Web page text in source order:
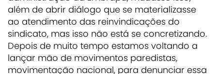
além de abrir diálogo que se materializasse
ao atendimento das reinvindicações do
sindicato, mas isso não está se concretizando.
Depois de muito tempo estamos voltando a
lançar mão de movimentos paredistas,
movimentação nacional, para denunciar essa